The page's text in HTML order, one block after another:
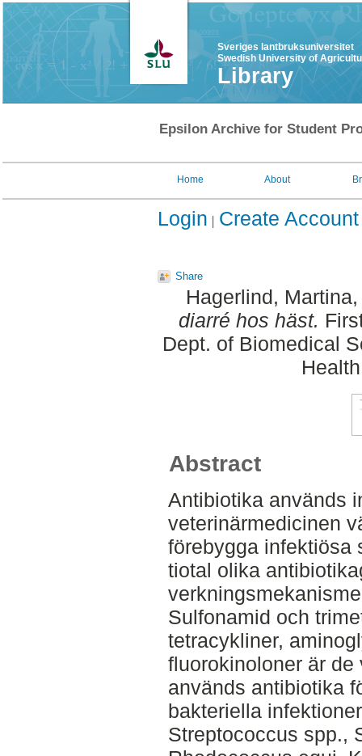
Sveriges lantbruksuniversitet
Swedish University of
Library
Epsilon Archive for Student
Home About
Login Create Account
Share
Hagerlind, Martina
diarré hos häst.
Dept. of Biomedical
Abstract
Antibiotika används
veterinärmedicinen
förebygga infektiösa
tiotal olika
Sulfonamid och
tetracykliner,
fluorokinoloner är
används antibiotika
bakteriella
Streptococcus spp.,